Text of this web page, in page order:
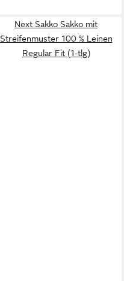
Next Sakko Sakko mit
Streifenmuster 100 % Leinen
Regular Fit (1-tlg)